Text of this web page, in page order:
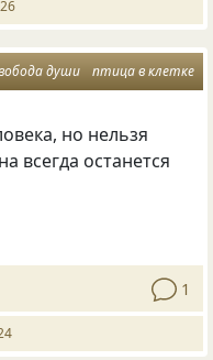
души птица в клетке
но нельзя
всегда останется
1